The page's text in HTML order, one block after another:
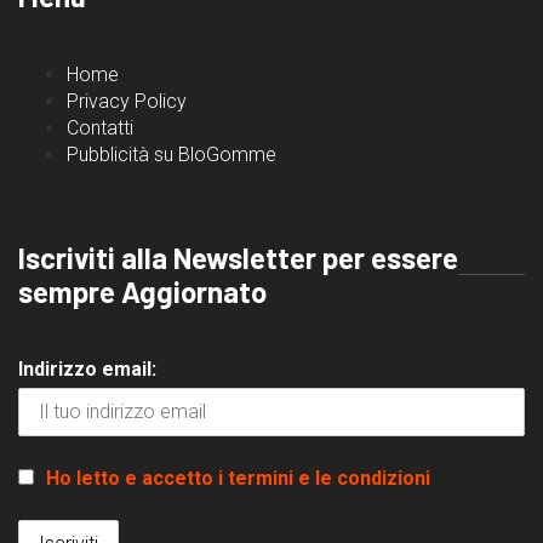
Home
Privacy Policy
Contatti
Pubblicità su BloGomme
Iscriviti alla Newsletter per essere
sempre Aggiornato
Indirizzo email:
Ho letto e accetto i termini e le condizioni